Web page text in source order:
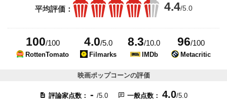
平均評価： 4.4/5.0
100/100
RottenTomato
4.0/5.0
Filmarks
8.3/10.0
IMDb
96/100
Metacritic
映画ポップコーンの評価
評論家点数： - /5.0 一般点数： 4.0/5.0